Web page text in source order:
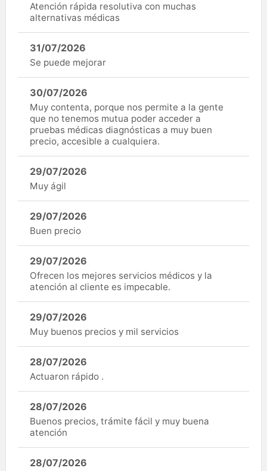
Atención rápida resolutiva con muchas
alternativas médicas
31/07/2026
Se puede mejorar
30/07/2026
Muy contenta, porque nos permite a la gente
que no tenemos mutua poder acceder a
pruebas médicas diagnósticas a muy buen
precio, accesible a cualquiera.
29/07/2026
Muy ágil
29/07/2026
Buen precio
29/07/2026
Ofrecen los mejores servicios médicos y la
atención al cliente es impecable.
29/07/2026
Muy buenos precios y mil servicios
28/07/2026
Actuaron rápido .
28/07/2026
Buenos precios, trámite fácil y muy buena
atención
28/07/2026